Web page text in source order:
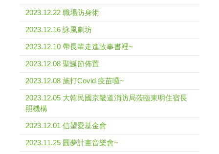
2023.12.22 職場防身術
2023.12.16 詠風劇坊
2023.12.10 帶長輩走進故事書裡~
2023.12.08 聖誕節佈置
2023.12.08 施打Covid 疫苗囉~
2023.12.05 大韓民國京畿道消防局蒞臨東明住宿長
照機構
2023.12.01 信望愛基金會
2023.11.25 圓夢計畫音樂會~